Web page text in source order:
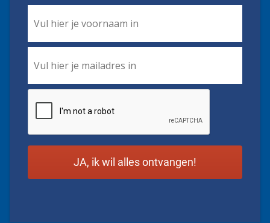
Name *